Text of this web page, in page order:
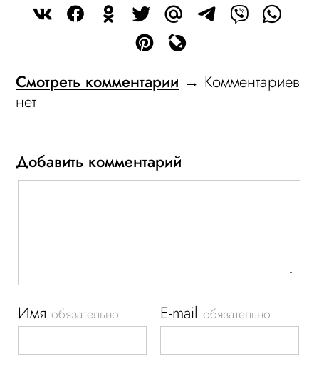
Смотреть комментарии → Комментариев
нет
Добавить комментарий
Имяобязательно E-mailобязательно